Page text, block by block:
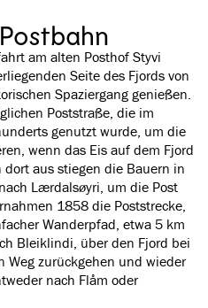
am alten Posthof Styvi
Seite des Fjords von
Spaziergang genießen.
Poststraße, die im
genutzt wurde, um die
wenn das Eis auf dem Fjord
aus stiegen die Bauern in
Lærdalsøyri, um die Post
1858 die Poststrecke,
Wanderpfad, etwa 5 km
Bleiklindi, über den Fjord bei
Weg zurückgehen und wieder
nach Flåm oder